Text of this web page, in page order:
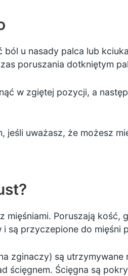
u nasady palca lub
poruszania dotkniętym
w zgiętej pozycji, a
jeśli uważasz, że możesz
Poruszają kość,
są przyczepione do mięśni
zginaczy) są
ścięgnem. Ścięgna są